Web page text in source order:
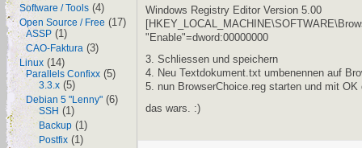
Software / Tools (4)
Open Source / Free (17)
ASSP (1)
CAO-Faktura (3)
Linux (14)
Parallels Confixx (5)
3.3.x (5)
Debian 5 "Lenny" (6)
SSH (1)
Backup (1)
Postfix (1)
Windows Registry Editor Version 5.00
"Enable"=dword:00000000
3. Schliessen und speichern
4. Neu Textdokument.txt umbenennen auf
5. nun BrowserChoice.reg starten und mit OK
das wars. :)